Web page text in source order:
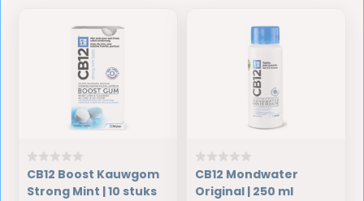
CB12 Boost Kauwgom
Strong Mint | 10 stuks
CB12 Mondwater
Original | 250 ml